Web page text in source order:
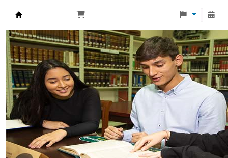
Biblioteca Universidad Monteávila